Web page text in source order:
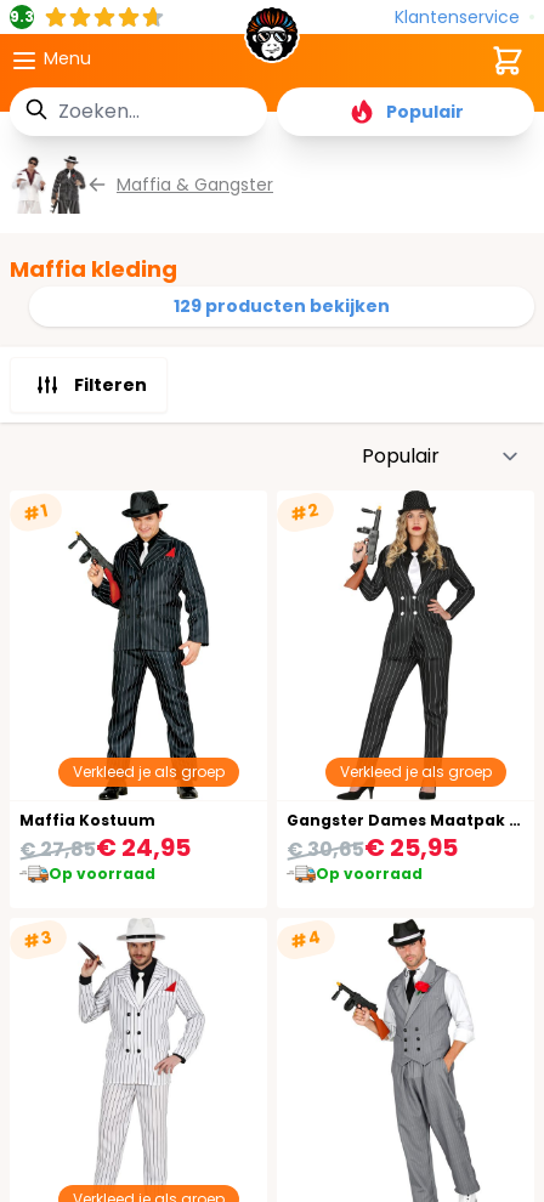
9.3
Klantenservice
Menu
Zoek
Populair
Cart
Maffia & Gangster
Maffia kleding
129 producten bekijken
Filteren
#1
Verkleed je als groep
Maffia Kostuum
€ 24,95
€ 27,85
Op voorraad
#2
Verkleed je als groep
Gangster Dames Maatpak Carnaval
€ 25,95
€ 30,65
Op voorraad
#3 #4